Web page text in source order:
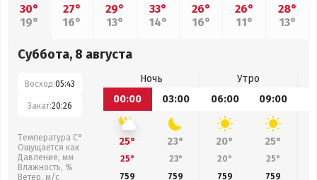
30°
19°
27°
16°
29°
13°
33°
14°
26°
16°
26°
11°
28°
13°
Суббота, 8 августа
Восход:05:43
Закат:20:26
Температура С°
Ощущается как
Давление, мм
Влажность, %
Ветер, м/с
Ночь
Утро
00:00
03:00 06:00 09:00
25° 23° 20° 25°
25° 23° 20° 25°
759
759 759 759